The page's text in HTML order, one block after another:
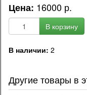
Цена: 16000 р.
В корзину
В наличии: 2
Другие товары в